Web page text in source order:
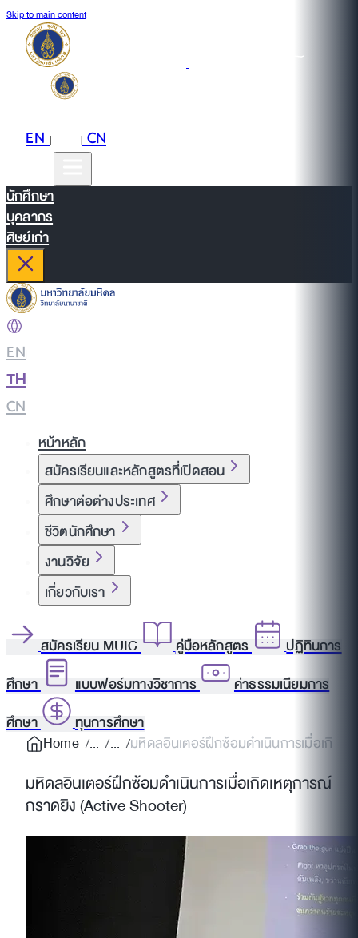
Skip to main content
EN| |CN
นักศึกษา
บุคลากร
ศิษย์เก่า
EN
TH
CN
หน้าหลัก
สมัครเรียนและหลักสูตรที่เปิดสอน
ศึกษาต่อต่างประเทศ
ชีวิตนักศึกษา
งานวิจัย
เกี่ยวกับเรา
สมัครเรียน MUIC คู่มือหลักสูตร
ปฏิทินการ
ศึกษา
แบบฟอร์มทางวิชาการ
ค่าธรรมเนียมการ
ศึกษา
ทุนการศึกษา
Home
มหิดลอินเตอร์ฝึกซ้อมดำเนินการเมื่อเกิดเ
มหิดลอินเตอร์ฝึกซ้อมดำเนินการเมื่อเกิดเหตุการณ์
กราดยิง (Active Shooter)